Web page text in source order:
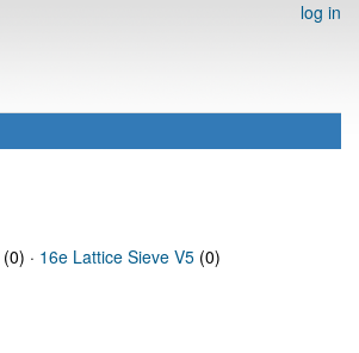
log in
(0) · 16e Lattice Sieve V5 (0)